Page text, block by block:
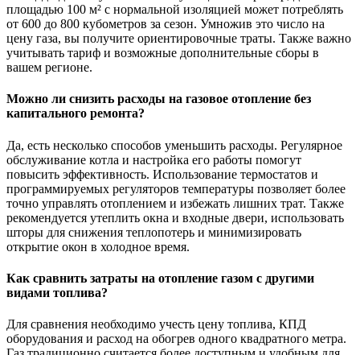
площадью 100 м² с нормальной изоляцией может потреблять
от 600 до 800 кубометров за сезон. Умножив это число на
цену газа, вы получите ориентировочные траты. Также важно
учитывать тариф и возможные дополнительные сборы в
вашем регионе.
Можно ли снизить расходы на газовое отопление без
капитального ремонта?
Да, есть несколько способов уменьшить расходы. Регулярное
обслуживание котла и настройка его работы помогут
повысить эффективность. Использование термостатов и
программируемых регуляторов температуры позволяет более
точно управлять отоплением и избежать лишних трат. Также
рекомендуется утеплить окна и входные двери, использовать
шторы для снижения теплопотерь и минимизировать
открытие окон в холодное время.
Как сравнить затраты на отопление газом с другими
видами топлива?
Для сравнения необходимо учесть цену топлива, КПД
оборудования и расход на обогрев одного квадратного метра.